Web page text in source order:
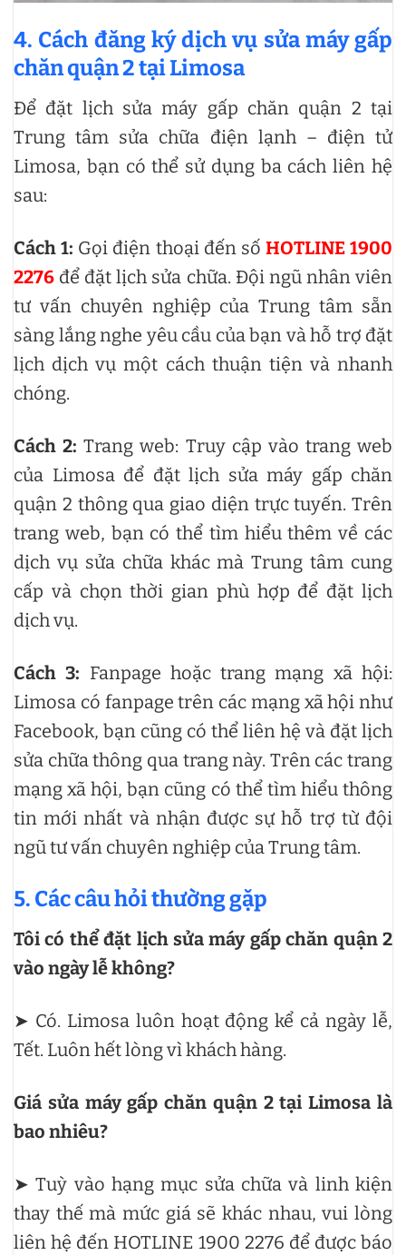
4. Cách đăng ký dịch vụ sửa máy gấp
chăn quận 2 tại Limosa
Để đặt lịch sửa máy gấp chăn quận 2 tại
Trung tâm sửa chữa điện lạnh – điện tử
Limosa, bạn có thể sử dụng ba cách liên hệ
sau:
Cách 1: Gọi điện thoại đến số HOTLINE 1900
2276 để đặt lịch sửa chữa. Đội ngũ nhân viên
tư vấn chuyên nghiệp của Trung tâm sẵn
sàng lắng nghe yêu cầu của bạn và hỗ trợ đặt
lịch dịch vụ một cách thuận tiện và nhanh
chóng.
Cách 2:Trang web: Truy cập vào trang web
của Limosa để đặt lịch sửa máy gấp chăn
quận 2 thông qua giao diện trực tuyến. Trên
trang web, bạn có thể tìm hiểu thêm về các
dịch vụ sửa chữa khác mà Trung tâm cung
cấp và chọn thời gian phù hợp để đặt lịch
dịch vụ.
Cách 3: Fanpage hoặc trang mạng xã hội:
Limosa có fanpage trên các mạng xã hội như
Facebook, bạn cũng có thể liên hệ và đặt lịch
sửa chữa thông qua trang này. Trên các trang
mạng xã hội, bạn cũng có thể tìm hiểu thông
tin mới nhất và nhận được sự hỗ trợ từ đội
ngũ tư vấn chuyên nghiệp của Trung tâm.
5. Các câu hỏi thường gặp
Tôi có thể đặt lịch sửa máy gấp chăn quận 2
vào ngày lễ không?
➤ Có. Limosa luôn hoạt động kể cả ngày lễ,
Tết. Luôn hết lòng vì khách hàng.
Giá sửa máy gấp chăn quận 2 tại Limosa là
bao nhiêu?
➤ Tuỳ vào hạng mục sửa chữa và linh kiện
thay thế mà mức giá sẽ khác nhau, vui lòng
liên hệ đến HOTLINE 1900 2276 để được báo